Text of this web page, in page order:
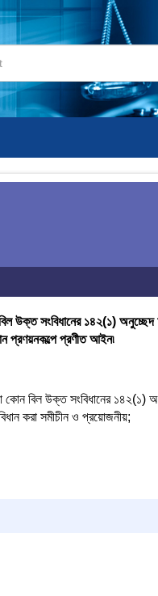
উক্ত সংবিধানের ১৪২(১) অনুচ্ছেদ
প্রণয়নকল্পে প্রণীত আইন৷
বিল উক্ত সংবিধানের ১৪২(১)
করা সমীচীন ও প্রয়োজনীয়;